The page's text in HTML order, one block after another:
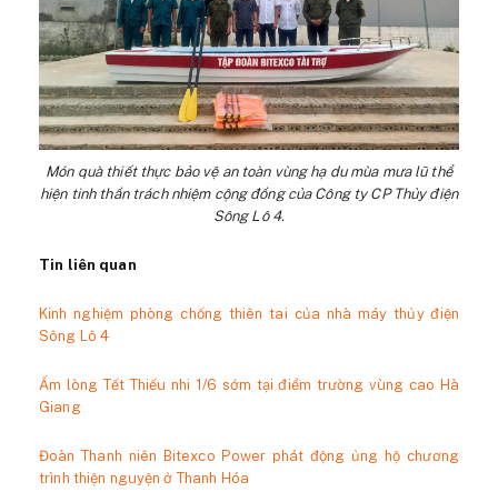
Món quà thiết thực bảo vệ an toàn vùng hạ du mùa mưa lũ thể
hiện tinh thần trách nhiệm cộng đồng của Công ty CP Thủy điện
Sông Lô 4.
Tin liên quan
Kinh nghiệm phòng chống thiên tai của nhà máy thủy điện
Sông Lô 4
Ấm lòng Tết Thiếu nhi 1/6 sớm tại điểm trường vùng cao Hà
Giang
Đoàn Thanh niên Bitexco Power phát động ủng hộ chương
trình thiện nguyện ở Thanh Hóa